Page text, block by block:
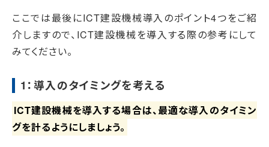
ここでは最後にICT建設機械導入のポイント4つをご紹
介しますので、ICT建設機械を導入する際の参考にして
みてください。
1：導入のタイミングを考える
ICT建設機械を導入する場合は、最適な導入のタイミン
グを計るようにしましょう。